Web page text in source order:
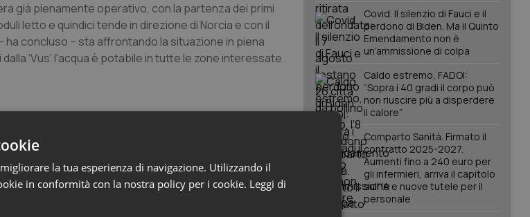
già pienamente operativo, con la partenza dei primi
letto e quindici tende in direzione di Norcia e con il
concluso – sta affrontando la situazione in piena
‘Vus' l'acqua è potabile in tutte le zone interessate
comunale: “In merito all'evento sismico con
si legge nella nota -, si evidenzia che il Comune di
inagibile una parte del palazzo comunale, sede
della Scuola Chirurgica e l'archivio storico
la viabilità nella frazione di Saccovescio e nella
Covid. Il silenzio di Fauci e il
perdono di Biden. Ma il Quinto
Emendamento non è
un’ammissione di colpa
Caldo estremo, FADOI:
“Sopra i 40 gradi il corpo può
non riuscire più a disperdere
il calore”
Comparto Sanità. Firmato il
contratto 2025-2027.
Aumenti fino a 240 euro per
gli infermieri, arriva il capitolo
sull'IA e nuove tutele per il
personale
la tua esperienza di navigazione. Utilizzando il
in conformità con la nostra policy per i cookie. Leggi di